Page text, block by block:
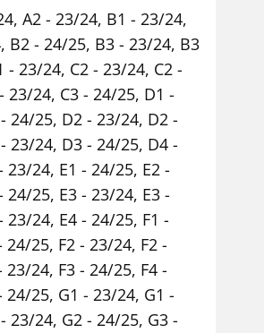
, A2 - 23/24, B1 - 23/24,
, B2 - 24/25, B3 - 23/24, B3
- 23/24, C2 - 23/24, C2 -
23/24, C3 - 24/25, D1 -
24/25, D2 - 23/24, D2 -
23/24, D3 - 24/25, D4 -
23/24, E1 - 24/25, E2 -
24/25, E3 - 23/24, E3 -
23/24, E4 - 24/25, F1 -
24/25, F2 - 23/24, F2 -
23/24, F3 - 24/25, F4 -
24/25, G1 - 23/24, G1 -
23/24, G2 - 24/25, G3 -